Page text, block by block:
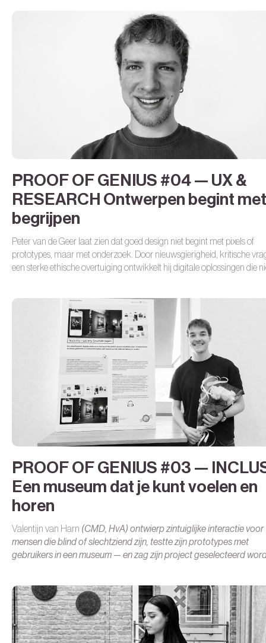
PROOF OF GENIUS #04 — UX &
RESEARCH Ontwerpen begint met
begrijpen
Peter van de Geer laat zien dat goed design niet begint met pixels of
prototypes, maar met onderzoek. Door nieuwsgierigheid, kritische
een sterke ethische overtuiging ontwikkelt hij digitale oplossingen die
PROOF OF GENIUS #03 —
Een museum dat je kunt voelen en
horen
Valentijn van Harn (CMD, HvA) ontwierp zintuiglijke interactie voor
mensen die blind of slechtziend zijn, testte zijn prototypes met
gebruikers in een museum — en zag zijn project geselecteerd